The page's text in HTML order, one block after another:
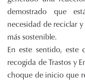
demostrado que
necesidad de reciclar
más sostenible.
En este sentido,
recogida de Trastos y
choque de inicio que